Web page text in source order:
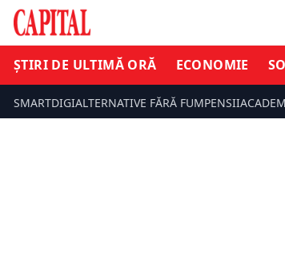
ȘTIRI DE ULTIMĂ ORĂ ECONOMIE
SMARTDIGIALTERNATIVE FĂRĂ FUMPENSII